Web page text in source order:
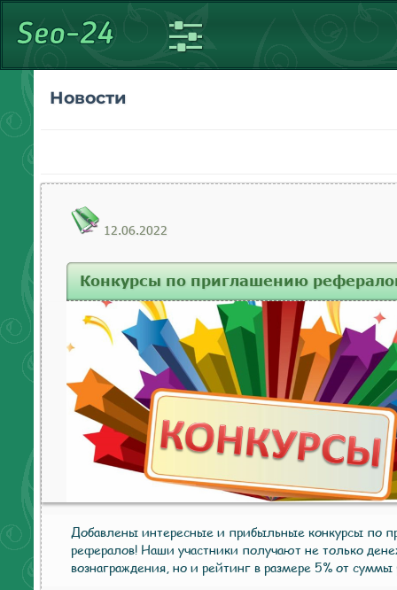
Новости
12.06.2022
Конкурсы по приглашению
Добавлены интересные и прибыльные конкурсы по
рефералов! Наши участники получают не только
вознаграждения, но и рейтинг в размере 5% от